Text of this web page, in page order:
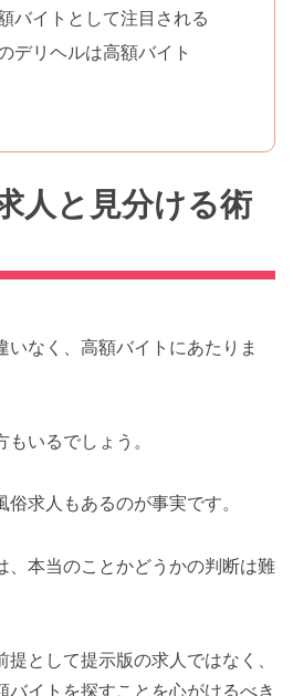
バイトとして注目される
デリヘルは高額バイト
人と見分ける術
いなく、高額バイトにあたりま
いるでしょう。
求人もあるのが事実です。
、本当のことかどうかの判断は難
として提示版の求人ではなく、
バイトを探すことを心がけるべき